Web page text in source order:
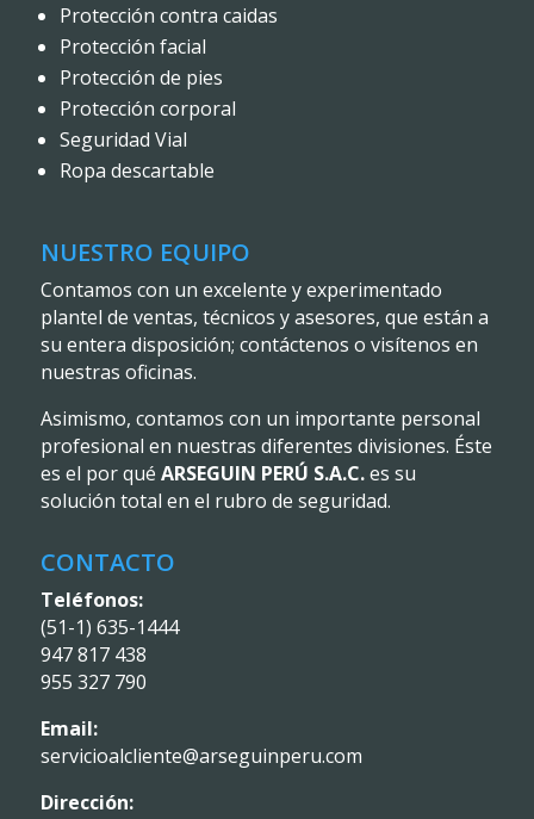
Protección contra caidas
Protección facial
Protección de pies
Protección corporal
Seguridad Vial
Ropa descartable
NUESTRO EQUIPO
Contamos con un excelente y experimentado
plantel de ventas, técnicos y asesores, que están a
su entera disposición; contáctenos o visítenos en
nuestras oficinas.
Asimismo, contamos con un importante personal
profesional en nuestras diferentes divisiones. Éste
es el por qué ARSEGUIN PERÚ S.A.C.es su
solución total en el rubro de seguridad.
CONTACTO
Teléfonos:
(51-1) 635-1444
947 817 438
955 327 790
Email:
servicioalcliente@arseguinperu.com
Dirección: